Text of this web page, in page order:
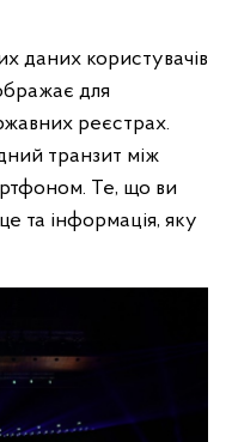
даних користувачів
для
реєстрах.
транзит між
Те, що ви
та інформація, яку